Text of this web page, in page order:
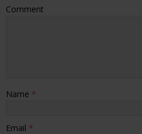
Comment
Name *
Email *